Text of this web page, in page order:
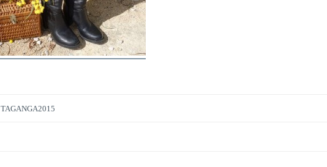
TAGANGA2015